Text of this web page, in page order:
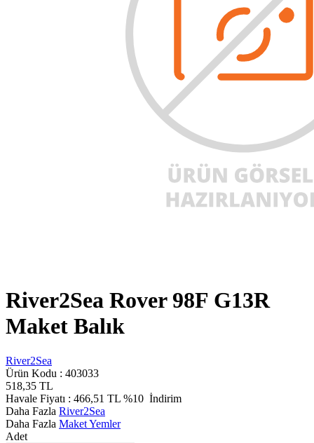
River2Sea Rover 98F G13R
Maket Balık
River2Sea
Ürün Kodu : 403033
518,35 TL
Havale Fiyatı : 466,51 TL %10 İndirim
Daha Fazla River2Sea
Daha Fazla Maket Yemler
Adet